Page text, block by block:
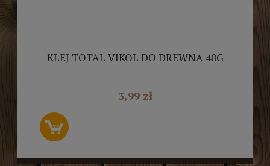
KLEJ TOTAL VIKOL DO DREWNA 40G
3,99 zł